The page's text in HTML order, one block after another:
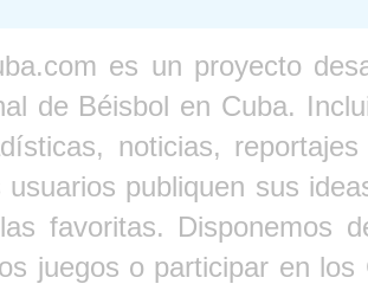
es un proyecto
de Béisbol en Cuba.
noticias,
usuarios publiquen sus
favoritas. Disponemos
juegos o participar en